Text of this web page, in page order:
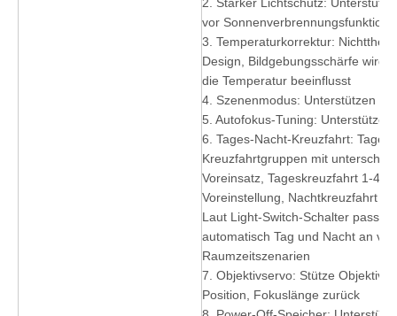
vor Sonnenverbrennungsfunktion
3. Temperaturkorrektur:
Design, Bildgebungsschärfe wird
die Temperatur beeinflusst
4. Szenenmodus: Unterstützen
5. Autofokus-Tuning: Unterstützen
6. Tages-Nacht-Kreuzfahrt:
Kreuzfahrtgruppen mit
Voreinsatz, Tageskreuzfahrt 1-40
Voreinstellung, Nachtkreuzfahrt
Laut Light-Switch-Schalter
automatisch Tag und Nacht an
Raumzeitszenarien
7. Objektivservo: Stütze Objektiv
Position, Fokuslänge zurück